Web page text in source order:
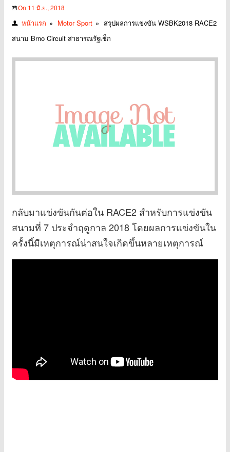
On 11 มิ.ย., 2018
หน้าแรก » Motor Sport » สรุปผลการแข่งขัน WSBK2018 RACE2
สนาม Brno Circuit สาธารณรัฐเช็ก
กลับมาแข่งขันกันต่อใน RACE2 สำหรับการแข่งขัน
สนามที่ 7 ประจำฤดูกาล 2018 โดยผลการแข่งขันใน
ครั้งนี้มีเหตุการณ์น่าสนใจเกิดขึ้นหลายเหตุการณ์